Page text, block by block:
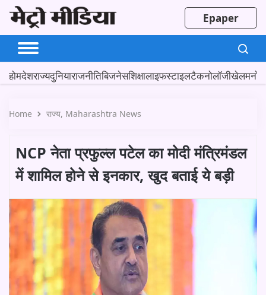
Epaper
होमदेशराज्यदुनियाराजनीतिबिजनेसशिक्षालाइफस्टाइलटैकनोलॉजीखेल
Home राज्य Maharashtra News
NCP नेता प्रफुल्ल पटेल का मोदी मंत्रिमंडल
में शामिल होने से इनकार, खुद बताई ये बड़ी